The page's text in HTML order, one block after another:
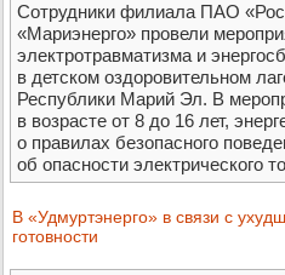
Сотрудники филиала ПАО
«Мариэнерго» провели
электротравматизма и
в детском оздоровительном
Республики Марий Эл. В
в возрасте от 8 до 16 лет,
о правилах безопасного
об опасности электрического
В «Удмуртэнерго» в связи с
готовности